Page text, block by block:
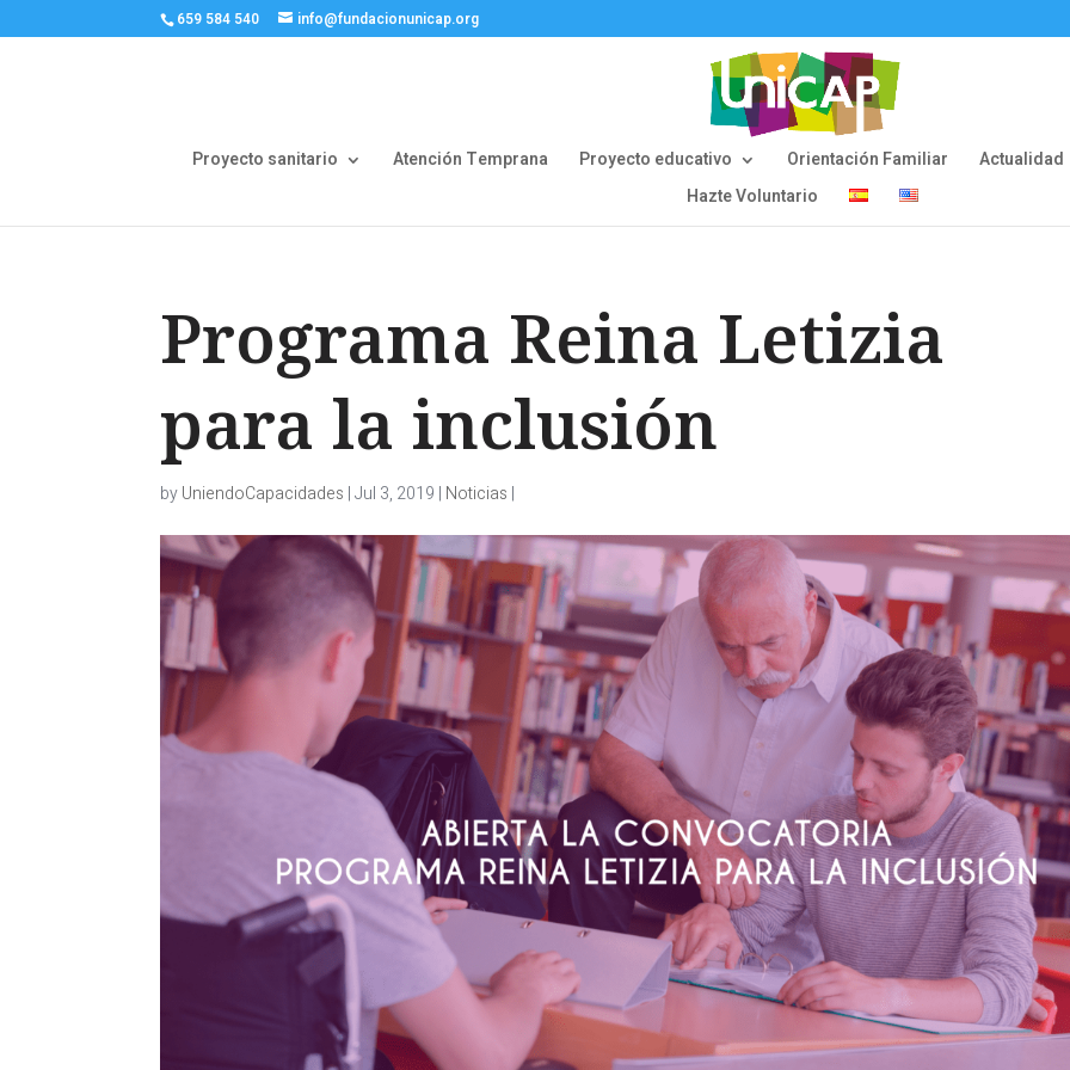
659 584 540 info@fundacionunicap.org
Proyecto sanitario Atención Temprana Proyecto educativo Orientación Familiar
Actualidad
Hazte Voluntario
Programa Reina Letizia
para la inclusión
byUniendoCapacidades |Jul 3, 2019 | Noticias |